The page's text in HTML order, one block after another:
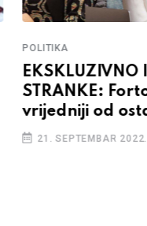
POLITIKA
EKSKLUZIVNO
STRANKE:
vrijedniji od
21. SEPTEMBAR 2022.